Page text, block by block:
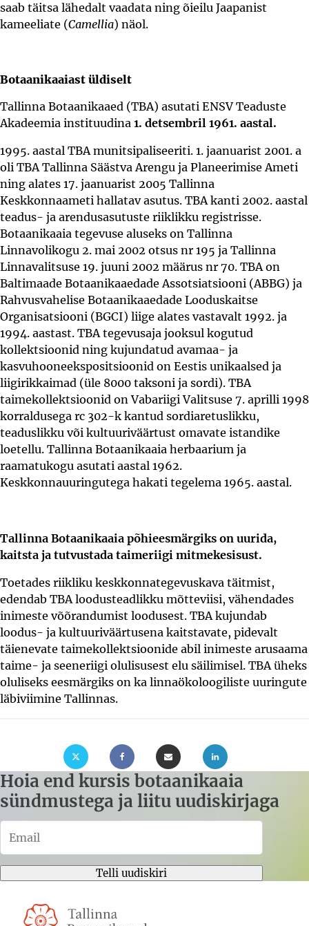
saab täitsa lähedalt vaadata ning õieilu Jaapanist
kameeliate (Camellia) näol.
Botaanikaaiast üldiselt
Tallinna Botaanikaaed (TBA) asutati ENSV Teaduste
Akadeemia instituudina 1. detsembril 1961. aastal.
1995. aastal TBA munitsipaliseeriti. 1. jaanuarist 2001. a
oli TBA Tallinna Säästva Arengu ja Planeerimise Ameti
ning alates 17. jaanuarist 2005 Tallinna
Keskkonnaameti hallatav asutus. TBA kanti 2002. aastal
teadus- ja arendusasutuste riiklikku registrisse.
Botaanikaaia tegevuse aluseks on Tallinna
Linnavolikogu 2. mai 2002 otsus nr 195 ja Tallinna
Linnavalitsuse 19. juuni 2002 määrus nr 70. TBA on
Baltimaade Botaanikaaedade Assotsiatsiooni (ABBG) ja
Rahvusvahelise Botaanikaaedade Looduskaitse
Organisatsiooni (BGCI) liige alates vastavalt 1992. ja
1994. aastast. TBA tegevusaja jooksul kogutud
kollektsioonid ning kujundatud avamaa- ja
kasvuhooneekspositsioonid on Eestis unikaalsed ja
liigirikkaimad (üle 8000 taksoni ja sordi). TBA
taimekollektsioonid on Vabariigi Valitsuse 7. aprilli 1998
korraldusega rc 302-k kantud sordiaretuslikku,
teaduslikku või kultuuriväärtust omavate istandike
loetellu. Tallinna Botaanikaaia herbaarium ja
raamatukogu asutati aastal 1962.
Keskkonnauuringutega hakati tegelema 1965. aastal.
Tallinna Botaanikaaia põhieesmärgiks on uurida,
kaitsta ja tutvustada taimeriigi mitmekesisust.
Toetades riikliku keskkonnategevuskava täitmist,
edendab TBA loodusteadlikku mõtteviisi, vähendades
inimeste võõrandumist loodusest. TBA kujundab
loodus- ja kultuuriväärtusena kaitstavate, pidevalt
täienevate taimekollektsioonide abil inimeste arusaama
taime- ja seeneriigi olulisusest elu säilimisel. TBA üheks
oluliseks eesmärgiks on ka linnaökoloogiliste uuringute
läbiviimine Tallinnas.
Hoia end kursis botaanikaaia
sündmustega ja liitu uudiskirjaga
Telli uudiskiri